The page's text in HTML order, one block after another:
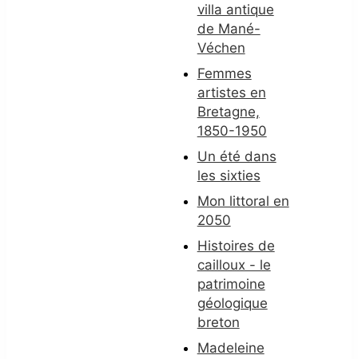
villa antique
de Mané-
Véchen
Femmes
artistes en
Bretagne,
1850-1950
Un été dans
les sixties
Mon littoral en
2050
Histoires de
cailloux - le
patrimoine
géologique
breton
Madeleine